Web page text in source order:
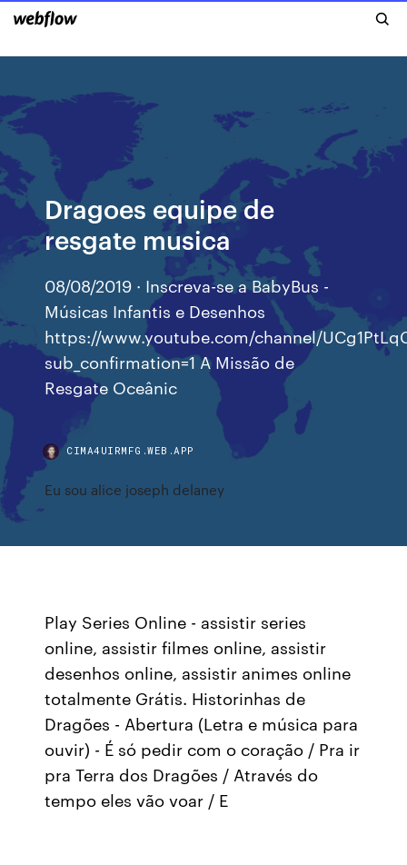
Dragoes equipe de
resgate musica
08/08/2019 · Inscreva-se a BabyBus -
Músicas Infantis e Desenhos
https://www.youtube.com/channel/
sub_confirmation=1 A Missão de
Resgate Oceânic
CIMA4UIRMFG.WEB.APP
Eu sou alice joseph delaney
Play Series Online - assistir series
online, assistir filmes online, assistir
desenhos online, assistir animes online
totalmente Grátis. Historinhas de
Dragões - Abertura (Letra e música para
ouvir) - É só pedir com o coração / Pra ir
pra Terra dos Dragões / Através do
tempo eles vão voar / E